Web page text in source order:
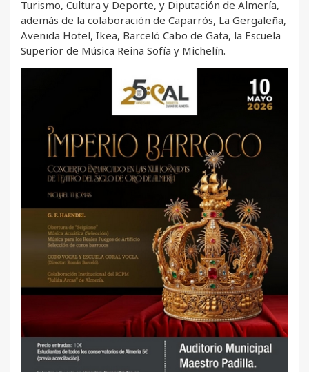
Turismo, Cultura y Deporte, y Diputación de Almería,
además de la colaboración de Caparrós, La Gergaleña,
Avenida Hotel, Ikea, Barceló Cabo de Gata, la Escuela
Superior de Música Reina Sofía y Michelín.